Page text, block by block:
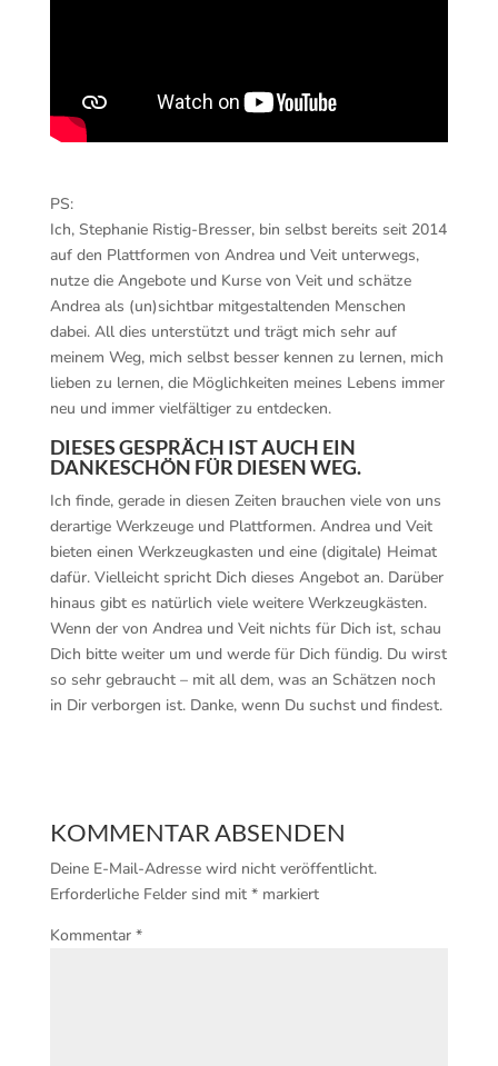
PS:
Ich, Stephanie Ristig-Bresser, bin selbst bereits seit 2014
auf den Plattformen von Andrea und Veit unterwegs,
nutze die Angebote und Kurse von Veit und schätze
Andrea als (un)sichtbar mitgestaltenden Menschen
dabei. All dies unterstützt und trägt mich sehr auf
meinem Weg, mich selbst besser kennen zu lernen, mich
lieben zu lernen, die Möglichkeiten meines Lebens immer
neu und immer vielfältiger zu entdecken.
DIESES GESPRÄCH IST AUCH EIN
DANKESCHÖN FÜR DIESEN WEG.
Ich finde, gerade in diesen Zeiten brauchen viele von uns
derartige Werkzeuge und Plattformen. Andrea und Veit
bieten einen Werkzeugkasten und eine (digitale) Heimat
dafür. Vielleicht spricht Dich dieses Angebot an. Darüber
hinaus gibt es natürlich viele weitere Werkzeugkästen.
Wenn der von Andrea und Veit nichts für Dich ist, schau
Dich bitte weiter um und werde für Dich fündig. Du wirst
so sehr gebraucht – mit all dem, was an Schätzen noch
in Dir verborgen ist. Danke, wenn Du suchst und findest.
KOMMENTAR ABSENDEN
Deine E-Mail-Adresse wird nicht veröffentlicht.
Erforderliche Felder sind mit *markiert
Kommentar *